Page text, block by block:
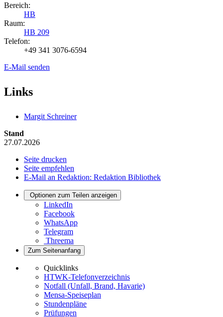
Bereich:
HB
Raum:
HB 209
Telefon:
+49 341 3076-6594
E-Mail senden
Links
Margit Schreiner
Stand
27.07.2026
Seite drucken
Seite empfehlen
E-Mail an Redaktion: Redaktion Bibliothek
Optionen zum Teilen anzeigen
LinkedIn
Facebook
WhatsApp
Telegram
Threema
Zum Seitenanfang
Quicklinks
HTWK-Telefonverzeichnis
Notfall (Unfall, Brand, Havarie)
Mensa-Speiseplan
Stundenpläne
Prüfungen